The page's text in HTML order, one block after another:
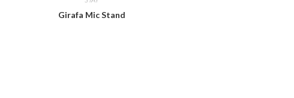
Girafa Mic Stand